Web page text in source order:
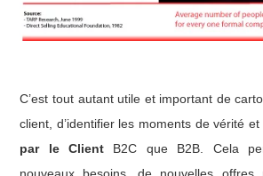
C’est tout autant utile et important de
client, d’identifier les moments de vérité et
par le Client B2C que B2B. Cela